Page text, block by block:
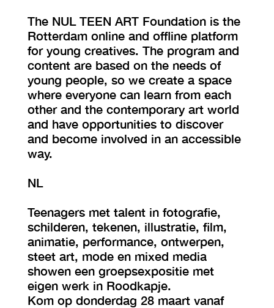
The NUL TEEN ART Foundation is the
Rotterdam online and offline platform
for young creatives. The program and
content are based on the needs of
young people, so we create a space
where everyone can learn from each
other and the contemporary art world
and have opportunities to discover
and become involved in an accessible
way.
NL
Teenagers met talent in fotografie,
schilderen, tekenen, illustratie, film,
animatie, performance, ontwerpen,
steet art, mode en mixed media
showen een groepsexpositie met
eigen werk in Roodkapje.
Kom op donderdag 28 maart vanaf